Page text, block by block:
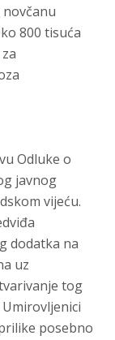
novčanu
800 tisuća
Odluke o
javnog
vijeću.
dodatka na
uz
tog
posebno